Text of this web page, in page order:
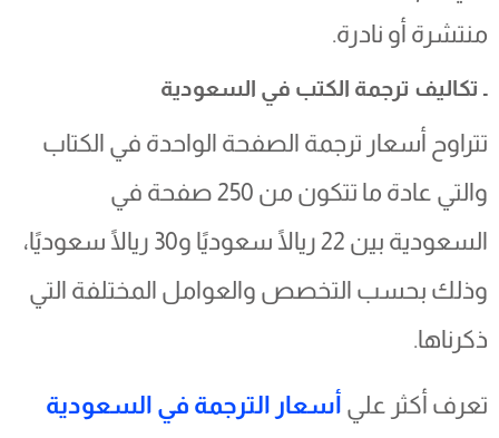
منتشرة أو نادرة.
ـ تكاليف ترجمة الكتب في السعودية
تتراوح أسعار ترجمة الصفحة الواحدة في الكتاب
والتي عادة ما تتكون من 250 صفحة في
السعودية بين 22 ريالًا سعوديًا و30 ريالًا سعوديًا،
وذلك بحسب التخصص والعوامل المختلفة التي
ذكرناها.
تعرف أكثر علي أسعار الترجمة في السعودية